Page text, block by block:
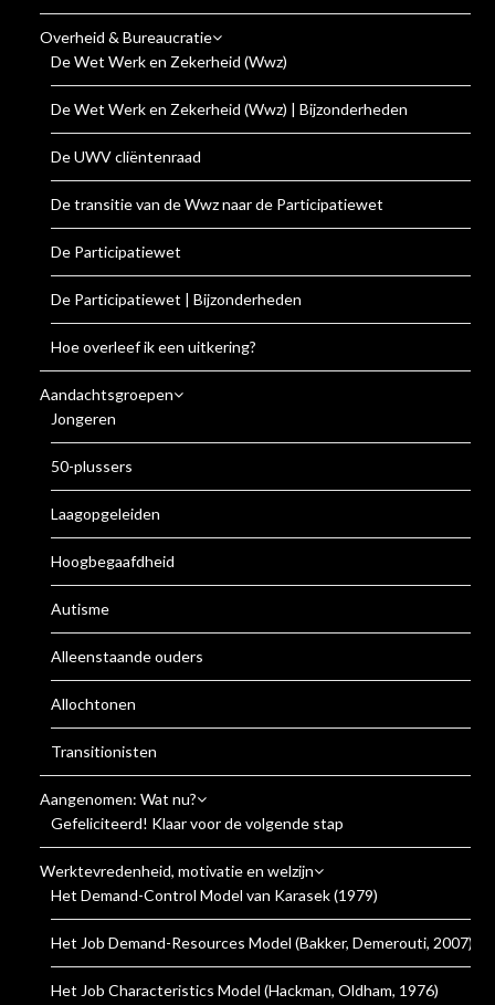
Overheid & Bureaucratie
De Wet Werk en Zekerheid (Wwz)
De Wet Werk en Zekerheid (Wwz) | Bijzonderheden
De UWV cliëntenraad
De transitie van de Wwz naar de Participatiewet
De Participatiewet
De Participatiewet | Bijzonderheden
Hoe overleef ik een uitkering?
Aandachtsgroepen
Jongeren
50-plussers
Laagopgeleiden
Hoogbegaafdheid
Autisme
Alleenstaande ouders
Allochtonen
Transitionisten
Aangenomen: Wat nu?
Gefeliciteerd! Klaar voor de volgende stap
Werktevredenheid, motivatie en welzijn
Het Demand-Control Model van Karasek (1979)
Het Job Demand-Resources Model (Bakker, Demerouti, 2007)
Het Job Characteristics Model (Hackman, Oldham, 1976)